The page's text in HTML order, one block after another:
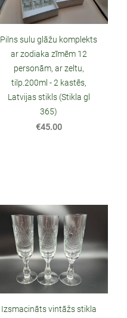
Pilns sulu glāžu komplekts
ar zodiaka zīmēm 12
personām, ar zeltu,
tilp.200ml - 2 kastēs,
Latvijas stikls (Stikla gl
365)
€45.00
Izsmacināts vintāžs stikla